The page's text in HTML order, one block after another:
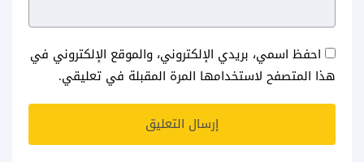
احفظ اسمي، بريدي الإلكتروني، والموقع الإلكتروني في
هذا المتصفح لاستخدامها المرة المقبلة في تعليقي.